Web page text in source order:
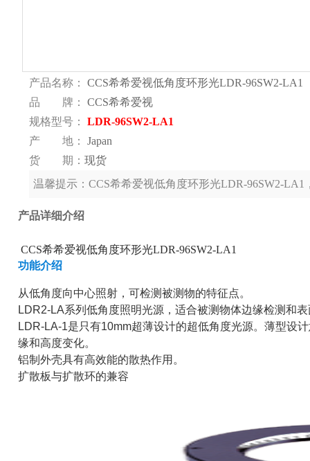
产品名称：
CCS希希爱视低角度环形光LDR-96SW2-LA1
品 牌：
CCS希希爱视
规格型号：
LDR-96SW2-LA1
产 地：
Japan
货 期： 现货
温馨提示： CCS希希爱视低角度环形光LDR-96SW2-
产品详细介绍
CCS希希爱视低角度环形光LDR-96SW2-LA1
功能介绍
从低角度向中心照射，可检测被测物的特征点。
LDR2-LA系列低角度照明光源，适合被测物体边缘检测和
LDR-LA-1是只有10mm超薄设计的超低角度光源。薄型设
缘和高度变化。
铝制外壳具有高效能的散热作用。
扩散板与扩散环的兼容